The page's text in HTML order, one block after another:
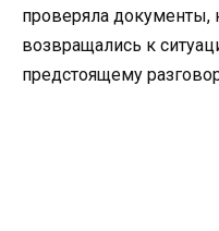
проверяла документы,
возвращались к
предстоящему